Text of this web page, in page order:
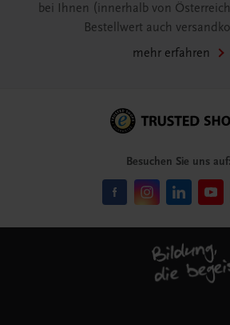
bei Ihnen (innerhalb von
Bestellwert auch
mehr erfahren
Besuchen Sie uns auf: